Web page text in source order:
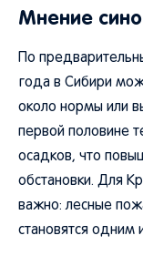
Мнение
По
года в Сибири
около нормы или
первой половине
осадков, что
обстановки. Для
важно: лесные
становятся одним